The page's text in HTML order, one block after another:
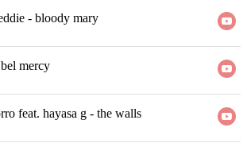
- bloody mary
bel mercy
feat. hayasa g - the walls